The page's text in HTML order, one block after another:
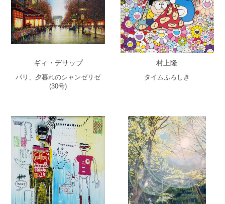
ギィ・デサップ
パリ、夕暮れのシャンゼリゼ
(30号)
村上隆
タイムふろしき